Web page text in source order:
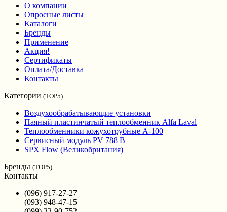
О компании
Опросные листы
Каталоги
Бренды
Применение
Акция!
Сертификаты
Оплата/Доставка
Контакты
Категории (TOP5)
Воздухообрабатывающие установки
Паяный пластинчатый теплообменник Alfa Laval
Теплообменники кожухотрубные A-100
Сервисный модуль PV 788 B
SPX Flow (Великобритания)
Бренды (TOP5)
Контакты
(096) 917-27-27
(093) 948-47-15